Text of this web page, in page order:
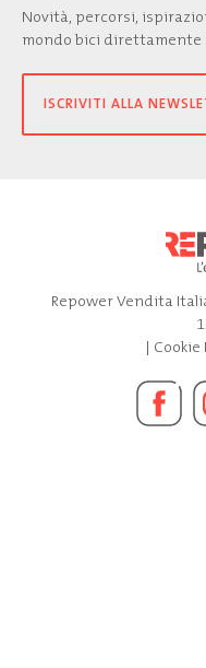
Novità, percorsi,
mondo bici direttamente
ISCRIVITI ALLA
Repower Vendita
| Cookie